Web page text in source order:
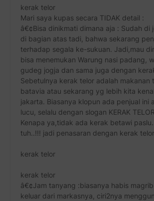
kerak telor
Mari saya kupas secara TIDAK detail :
â€¢Bisa dinikmati dimana aja : Sudah di
di bagian atas tadi, bahwa sekarang
terhadap segala ke-sukuan. Jadi,mau
bisa menemukan Warung nasi padang,
gudeg jogja dan sama juga dengan
Sebetulnya kerak telor adalah makanan
batavia atau sekarang yg lebih kita
jakarta. Biasanya klopun ada penjual ini
lucu, selalu dengan slogan KERAK TELOR
Kenapa ya,tidak ada kerak betawi
tuh..!!! jadi penasaran dengan kerak telor
kerak telor
kerak telor
â€¢Jam tanyang :biasanya habis
keluar dari markasnya, ciri2nya